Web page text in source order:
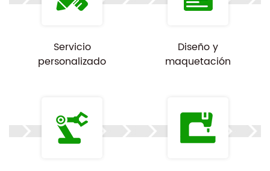
Servicio
personalizado
Diseño y
maquetación